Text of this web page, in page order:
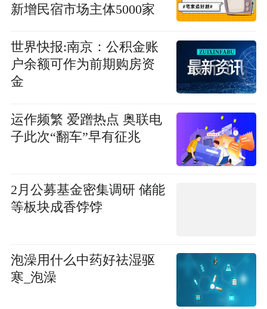
新增民宿市场主体5000家
世界快报:南京：公积金账
户余额可作为前期购房资
金
运作频繁 爱蹭热点 奥联电
子此次“翻车”早有征兆
2月公募基金密集调研 储能
等板块成香饽饽
泡澡用什么中药好祛湿驱
寒_泡澡